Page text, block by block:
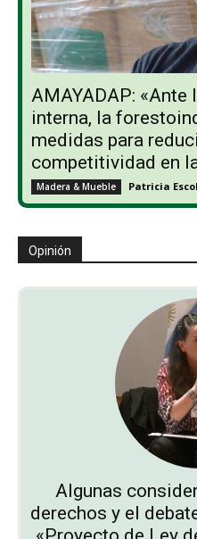
AMAYADAP: «Ante
interna, la
medidas para
competitividad en
Madera & Mueble Patricia
Opinión
Algunas
derechos y el